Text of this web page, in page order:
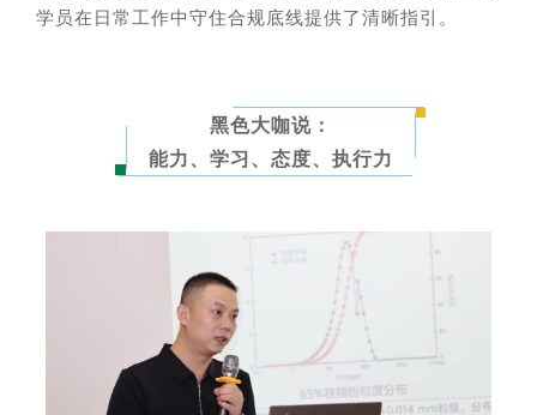
学员在日常工作中守住合规底线提供了清晰指引。
黑色大咖说：
能力、学习、态度、执行力